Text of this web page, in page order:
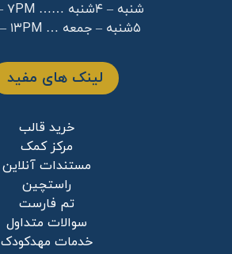
شنبه – ۴شنبه …… ۸AM – ۷PM
۵شنبه – جمعه … ۸AM – ۱۳PM
لینک های مفید
خرید قالب
مرکز کمک
مستندات آنلاین
راستچین
تم فارست
سوالات متداول
خدمات مهدکودک